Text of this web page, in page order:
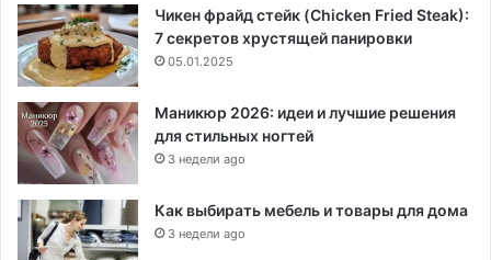
Чикен фрайд стейк (Chicken Fried Steak):
7 секретов хрустящей панировки
05.01.2025
Маникюр 2026: идеи и лучшие решения
для стильных ногтей
3 недели ago
Как выбирать мебель и товары для дома
3 недели ago